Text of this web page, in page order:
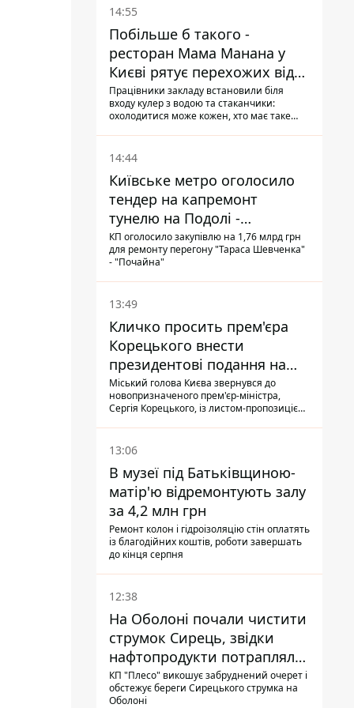
14:55
Побільше б такого -
ресторан Мама Манана у
Києві рятує перехожих від
спеки
Працівники закладу встановили біля
входу кулер з водою та стаканчики:
охолодитися може кожен, хто має таке
14:44
Київське метро оголосило
тендер на капремонт
тунелю на Подолі -
триватиме майже два роки
КП оголосило закупівлю на 1,76 млрд грн
для ремонту перегону "Тараса Шевченка"
- "Почайна"
13:49
Кличко просить прем'єра
Корецького внести
президентові подання на
звільнення володаря
Троєщини Бахматова
Міський голова Києва звернувся до
новопризначеного прем'єр-міністра,
Сергія Корецького, із листом-пропозицією
13:06
В музеї під Батьківщиною-
матір'ю відремонтують залу
за 4,2 млн грн
Ремонт колон і гідроізоляцію стін оплатять
із благодійних коштів, роботи завершать
до кінця серпня
12:38
На Оболоні почали чистити
струмок Сирець, звідки
нафтопродукти потрапляли
до озер
КП "Плесо" викошує забруднений очерет і
обстежує береги Сирецького струмка на
Оболоні